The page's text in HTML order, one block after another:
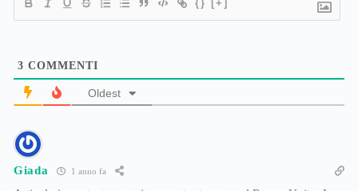
{} [+]
3 COMMENTI
Oldest
Giada 1 anno fa